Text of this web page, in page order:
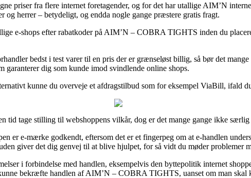
priser fra flere internet foretagender, og for det har utallige AIM’N
herrer – betydeligt, og endda nogle gange præstere gratis fragt.
e-shops efter rabatkoder på AIM’N – COBRA TIGHTS inden du
bedst i test varer til en pris der er grænseløst billig, så bør det
dig som kunde imod svindlende online shops.
kunne du overveje et afdragstilbud som for eksempel ViaBill, ifald
tid tage stilling til webshoppens vilkår, dog er det mange gange ikke særlig
er e-mærke godkendt, eftersom det er et fingerpeg om at e-handlen
giver det dig genvej til at blive hjulpet, for så vidt du møder problemer
i forbindelse med handlen, eksempelvis den byttepolitik internet
bekræfte handlen af AIM’N – COBRA TIGHTS, uanset om man skal